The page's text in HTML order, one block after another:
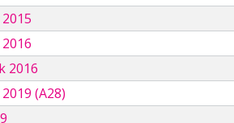
2016
(A28)